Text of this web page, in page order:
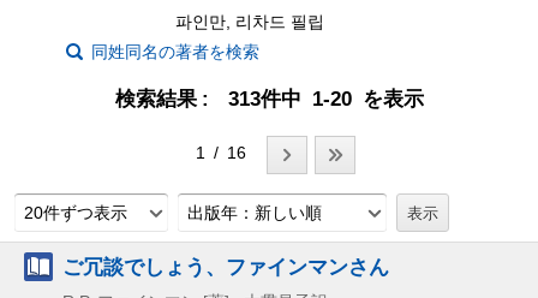
파인만, 리차드 필립
同姓同名の著者を検索
検索結果 313件中 1-20 を表示
1 / 16
20件ずつ表示 出版年：新しい順
ご冗談でしょう、ファインマンさん